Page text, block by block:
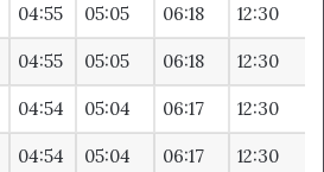
04:55 05:05 06:18 12:30
04:55 05:05 06:18 12:30
04:54 05:04 06:17 12:30
04:54 05:04 06:17 12:30